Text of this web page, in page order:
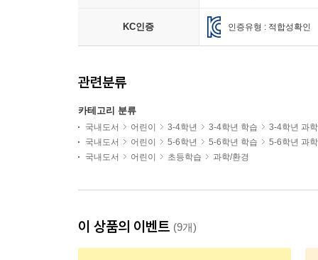
KC인증 인증유형 : 적합성확인
관련분류
카테고리 분류
국내도서 어린이 3-4학년 3-4학년 학습
3-4학년 과
국내도서
어린이 5-6학년 5-6학년 학습
5-6학년 과
국내도서
어린이 초등학습 과학/환경
이 상품의 이벤트 (9개)